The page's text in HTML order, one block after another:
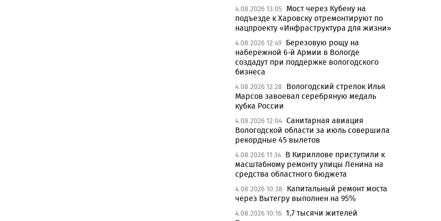
4.08.2026 13:05 Мост через Кубену на
подъезде к Харовску отремонтируют по
нацпроекту «Инфраструктура для жизни»
4.08.2026 12:49 Березовую рощу на
набережной 6-й Армии в Вологде
создадут при поддержке вологодского
бизнеса
4.08.2026 12:28
Вологодский стрелок Илья
Марсов завоевал серебряную медаль
кубка России
4.08.2026 12:04 Санитарная авиация
Вологодской области за июль совершила
рекордные 45 вылетов
4.08.2026 11:34 В Кириллове приступили к
масштабному ремонту улицы Ленина на
средства областного бюджета
4.08.2026 10:38
Капитальный ремонт моста
через Вытегру выполнен на 95%
4.08.2026 10:16 1,7 тысячи жителей